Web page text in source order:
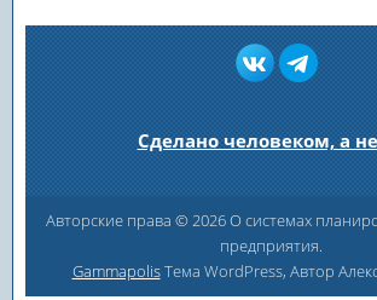
Сделано человеком, а
Авторские права © 2026 О системах
предприятия.
GammapolisТема WordPress, Автор